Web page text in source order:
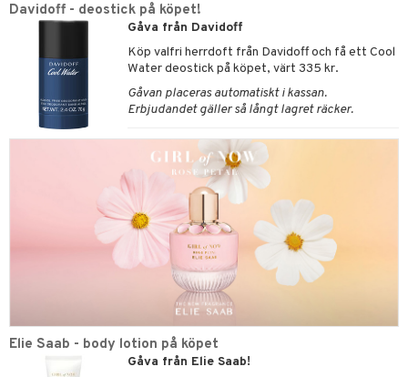
Davidoff - deostick på köpet!
Gåva från Davidoff
Köp valfri herrdoft från Davidoff och få ett Cool
Water deostick på köpet, värt 335 kr.
Gåvan placeras automatiskt i kassan.
Erbjudandet gäller så långt lagret räcker.
Elie Saab - body lotion på köpet
Gåva från Elie Saab!